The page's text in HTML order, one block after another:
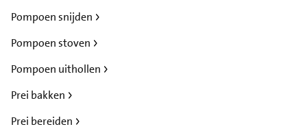
Pompoen snijden
Pompoen stoven
Pompoen uithollen
Prei bakken
Prei bereiden